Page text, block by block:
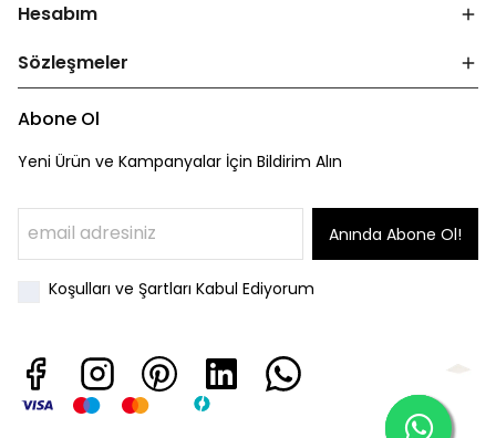
Hesabım
Sözleşmeler
Abone Ol
Yeni Ürün ve Kampanyalar İçin Bildirim Alın
Anında Abone Ol!
Koşulları ve Şartları Kabul Ediyorum